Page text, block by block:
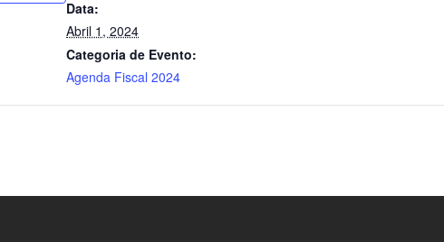
Data:
Abril 1, 2024
Categoria de Evento:
Agenda Fiscal 2024